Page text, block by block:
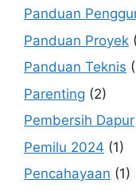
Panduan
Panduan Proyek
Panduan Teknis
Parenting (2)
Pembersih Dapur
Pemilu 2024 (1)
Pencahayaan (1)